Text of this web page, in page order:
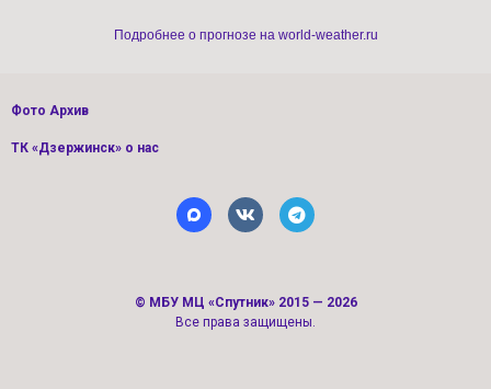
Подробнее о прогнозе на world-weather.ru
Фото Архив
ТК «Дзержинск» о нас
© МБУ МЦ «Спутник» 2015 — 2026
Все права защищены.